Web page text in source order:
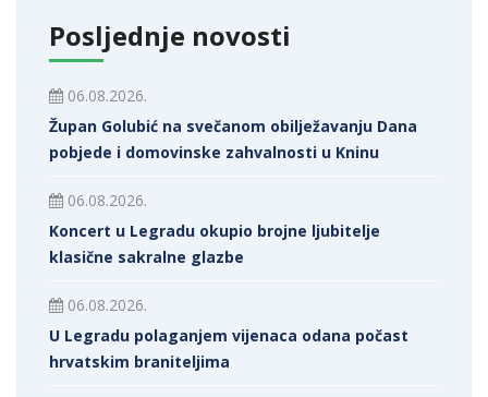
Posljednje novosti
06.08.2026.
Župan Golubić na svečanom obilježavanju Dana
pobjede i domovinske zahvalnosti u Kninu
06.08.2026.
Koncert u Legradu okupio brojne ljubitelje
klasične sakralne glazbe
06.08.2026.
U Legradu polaganjem vijenaca odana počast
hrvatskim braniteljima